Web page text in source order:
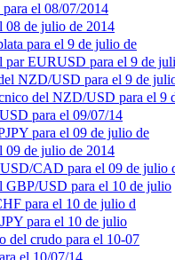
el 08/07/2014
08 de julio de 2014
para el 9 de julio de
par EURUSD para el 9 de
NZD/USD para el 9 de
del NZD/USD para el 9
para el 09/07/14
para el 09 de julio de
09 de julio de 2014
CAD para el 09 de julio
GBP/USD para el 10 de julio
para el 10 de julio d
para el 10 de julio
del crudo para el 10-07
el 10/07/14